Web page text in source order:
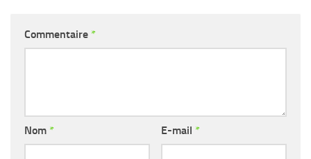
Commentaire *
Nom * E-mail *